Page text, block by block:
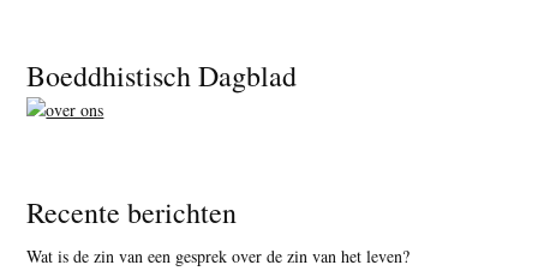
Footer
Boeddhistisch Dagblad
Recente berichten
Wat is de zin van een gesprek over de zin van het leven?